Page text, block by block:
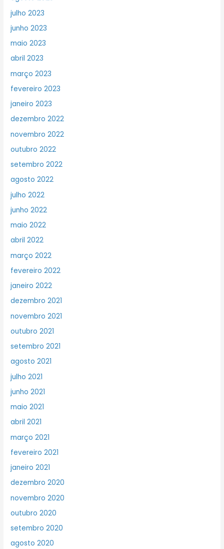
julho 2023
junho 2023
maio 2023
abril 2023
março 2023
fevereiro 2023
janeiro 2023
dezembro 2022
novembro 2022
outubro 2022
setembro 2022
agosto 2022
julho 2022
junho 2022
maio 2022
abril 2022
março 2022
fevereiro 2022
janeiro 2022
dezembro 2021
novembro 2021
outubro 2021
setembro 2021
agosto 2021
julho 2021
junho 2021
maio 2021
abril 2021
março 2021
fevereiro 2021
janeiro 2021
dezembro 2020
novembro 2020
outubro 2020
setembro 2020
agosto 2020